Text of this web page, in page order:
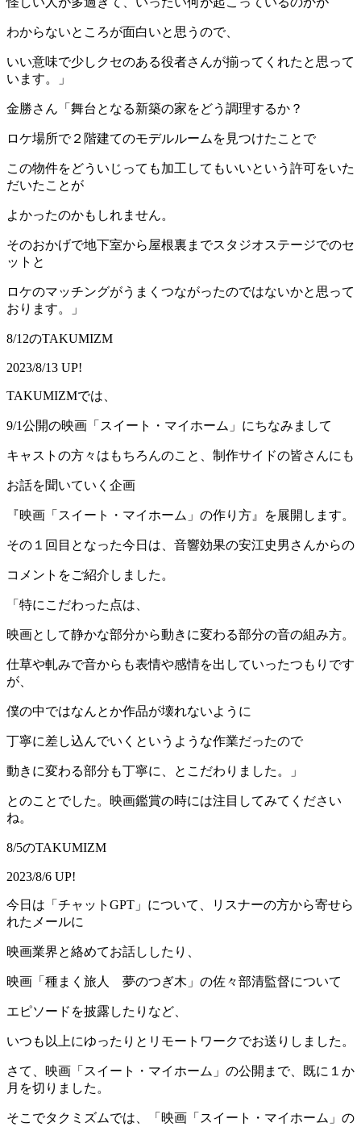
わからないところが面白いと思うので、
いい意味で少しクセのある役者さんが揃ってくれたと思って
います。」
金勝さん「舞台となる新築の家をどう調理するか？
ロケ場所で２階建てのモデルルームを見つけたことで
この物件をどういじっても加工してもいいという許可をいた
だいたことが
よかったのかもしれません。
そのおかげで地下室から屋根裏までスタジオステージでのセ
ットと
ロケのマッチングがうまくつながったのではないかと思って
おります。」
8/12のTAKUMIZM
2023/8/13 UP!
TAKUMIZMでは、
9/1公開の映画「スイート・マイホーム」にちなみまして
キャストの方々はもちろんのこと、制作サイドの皆さんにも
お話を聞いていく企画
『映画「スイート・マイホーム」の作り方』を展開します。
その１回目となった今日は、音響効果の安江史男さんからの
コメントをご紹介しました。
「特にこだわった点は、
映画として静かな部分から動きに変わる部分の音の組み方。
仕草や軋みで音からも表情や感情を出していったつもりです
が、
僕の中ではなんとか作品が壊れないように
丁寧に差し込んでいくというような作業だったので
動きに変わる部分も丁寧に、とこだわりました。」
とのことでした。映画鑑賞の時には注目してみてください
ね。
8/5のTAKUMIZM
2023/8/6 UP!
今日は「チャットGPT」について、リスナーの方から寄せら
れたメールに
映画業界と絡めてお話ししたり、
映画「種まく旅人 夢のつぎ木」の佐々部清監督について
エピソードを披露したりなど、
いつも以上にゆったりとリモートワークでお送りしました。
さて、映画「スイート・マイホーム」の公開まで、既に１か
月を切りました。
そこでタクミズムでは、「映画「スイート・マイホーム」の